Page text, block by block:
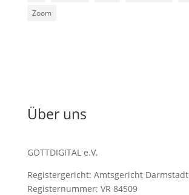
Zoom
Über uns
GOTTDIGITAL e.V.
Registergericht: Amtsgericht Darmstadt
Registernummer: VR 84509